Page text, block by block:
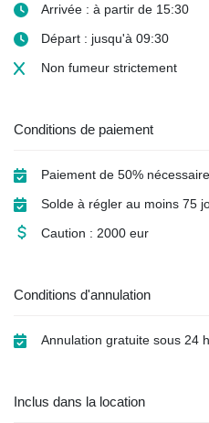
Arrivée : à partir de 15:30
Départ : jusqu'à 09:30
Non fumeur strictement
Conditions de paiement
Paiement de 50%
Solde à régler au moins 75
Caution : 2000 eur
Conditions d'annulation
Annulation gratuite sous 24
Inclus dans la location